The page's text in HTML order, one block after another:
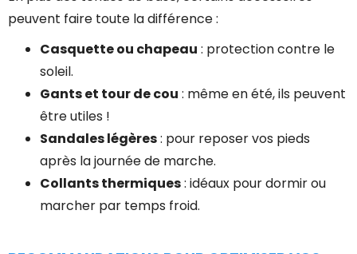
peuvent faire toute la différence :
Casquette ou chapeau : protection contre le
soleil.
Gants et tour de cou : même en été, ils peuvent
être utiles !
Sandales légères: pour reposer vos pieds
après la journée de marche.
Collants thermiques: idéaux pour dormir ou
marcher par temps froid.